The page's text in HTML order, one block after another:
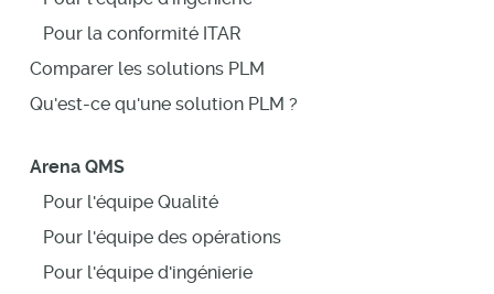
Pour la conformité ITAR
Comparer les solutions PLM
Qu'est-ce qu'une solution PLM ?
Arena QMS
Pour l'équipe Qualité
Pour l'équipe des opérations
Pour l'équipe d'ingénierie